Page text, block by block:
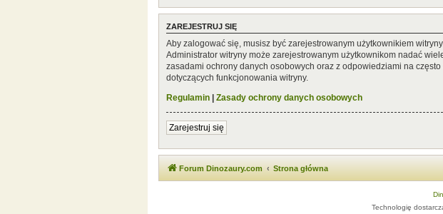
ZAREJESTRUJ SIĘ
Aby zalogować się, musisz być zarejestrowanym użytkownikiem
Administrator witryny może zarejestrowanym użytkownikom nadać
zasadami ochrony danych osobowych oraz z odpowiedziami na
dotyczących funkcjonowania witryny.
Regulamin | Zasady ochrony danych osobowych
Zarejestruj się
Forum Dinozaury.com Strona główna
Technologię